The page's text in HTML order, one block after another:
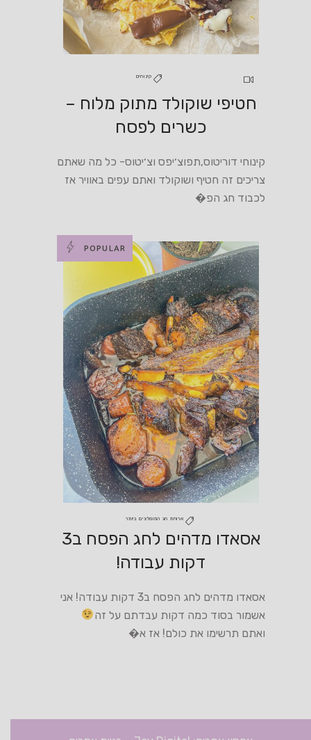
קינוחים
חטיפי שוקולד מתוק מלוח –
כשרים לפסח
קינוחי דוריטוס,תפוצ׳יפס וצ׳יטוס- כל מה שאתם
צריכים זה חטיף ושוקולד ואתם עפים באוויר אז
לכבוד חג הפ�
POPULAR
ארוחת חג המומלצים ביותר
אסאדו מדהים לחג הפסח ב3
דקות עבודה!
אסאדו מדהים לחג הפסח ב3 דקות עבודה! אני
אשמור בסוד כמה דקות עבדתם על זה
ואתם תרשימו את כולם! אז א�